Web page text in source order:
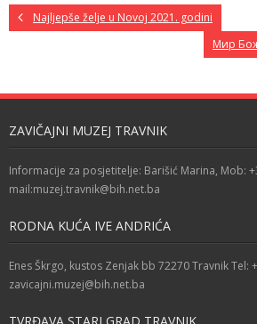
Najljepše želje u Novoj 2021. godini
Мир
ZAVIČAJNI MUZEJ TRAVNIK
Informacije za posjetitelje: Barišić Marina, Mob:
mail:muzej.travnik@bih.net.ba
RODNA KUĆA IVE ANDRIĆA
Enes Škrgo, kustos Zenjak bb 72270 Travnik Tel:
zavicajni.muzej@bih.net.ba